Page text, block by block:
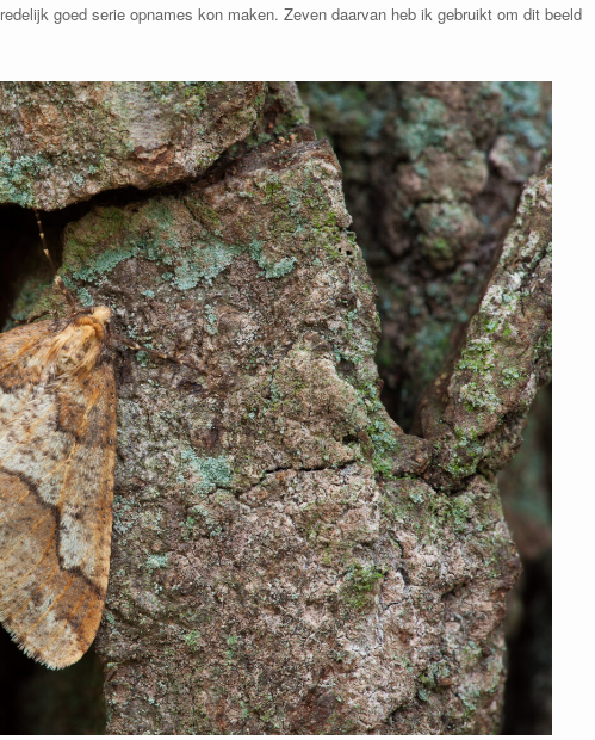
goed serie opnames kon maken. Zeven daarvan heb ik gebruikt om dit beeld